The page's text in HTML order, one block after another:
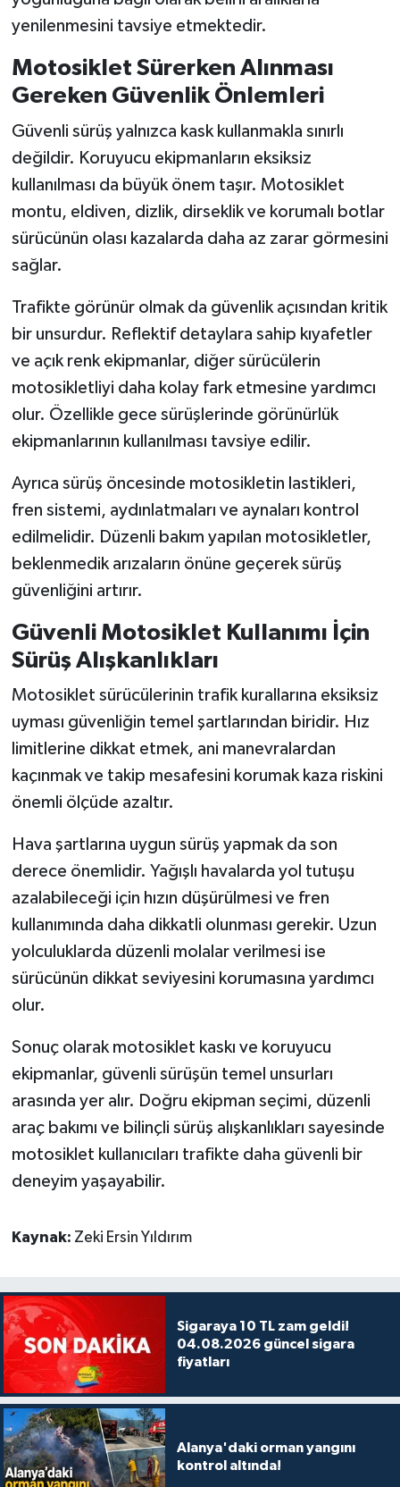
yenilenmesini tavsiye etmektedir.
Motosiklet Sürerken Alınması
Gereken Güvenlik Önlemleri
Güvenli sürüş yalnızca kask kullanmakla sınırlı
değildir. Koruyucu ekipmanların eksiksiz
kullanılması da büyük önem taşır. Motosiklet
montu, eldiven, dizlik, dirseklik ve korumalı botlar
sürücünün olası kazalarda daha az zarar görmesini
sağlar.
Trafikte görünür olmak da güvenlik açısından kritik
bir unsurdur. Reflektif detaylara sahip kıyafetler
ve açık renk ekipmanlar, diğer sürücülerin
motosikletliyi daha kolay fark etmesine yardımcı
olur. Özellikle gece sürüşlerinde görünürlük
ekipmanlarının kullanılması tavsiye edilir.
Ayrıca sürüş öncesinde motosikletin lastikleri,
fren sistemi, aydınlatmaları ve aynaları kontrol
edilmelidir. Düzenli bakım yapılan motosikletler,
beklenmedik arızaların önüne geçerek sürüş
güvenliğini artırır.
Güvenli Motosiklet Kullanımı İçin
Sürüş Alışkanlıkları
Motosiklet sürücülerinin trafik kurallarına eksiksiz
uyması güvenliğin temel şartlarından biridir. Hız
limitlerine dikkat etmek, ani manevralardan
kaçınmak ve takip mesafesini korumak kaza riskini
önemli ölçüde azaltır.
Hava şartlarına uygun sürüş yapmak da son
derece önemlidir. Yağışlı havalarda yol tutuşu
azalabileceği için hızın düşürülmesi ve fren
kullanımında daha dikkatli olunması gerekir. Uzun
yolculuklarda düzenli molalar verilmesi ise
sürücünün dikkat seviyesini korumasına yardımcı
olur.
Sonuç olarak motosiklet kaskı ve koruyucu
ekipmanlar, güvenli sürüşün temel unsurları
arasında yer alır. Doğru ekipman seçimi, düzenli
araç bakımı ve bilinçli sürüş alışkanlıkları sayesinde
motosiklet kullanıcıları trafikte daha güvenli bir
deneyim yaşayabilir.
Kaynak: Zeki Ersin Yıldırım
Sigaraya 10 TL zam geldi!
04.08.2026 güncel sigara
fiyatları
Alanya'daki orman yangını
kontrol altında!